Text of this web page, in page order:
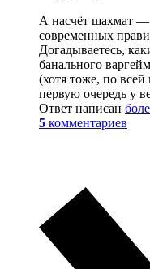
А насчёт шахмат
современных
Догадываетесь,
банального
(хотя тоже, по
первую очередь у
Ответ написан
5 комментариев